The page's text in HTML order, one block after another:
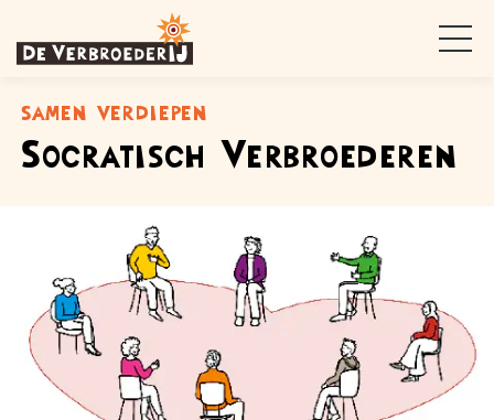
samen verdiepen
Socratisch Verbroederen